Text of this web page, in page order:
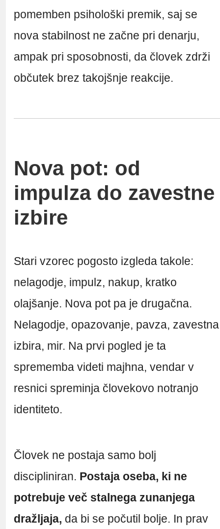
pomemben psihološki premik, saj se
nova stabilnost ne začne pri denarju,
ampak pri sposobnosti, da človek zdrži
občutek brez takojšnje reakcije.
Nova pot: od
impulza do zavestne
izbire
Stari vzorec pogosto izgleda takole:
nelagodje, impulz, nakup, kratko
olajšanje. Nova pot pa je drugačna.
Nelagodje, opazovanje, pavza, zavestna
izbira, mir. Na prvi pogled je ta
sprememba videti majhna, vendar v
resnici spreminja človekovo notranjo
identiteto.
Človek ne postaja samo bolj
discipliniran. Postaja oseba, ki ne
potrebuje več stalnega zunanjega
dražljaja, da bi se počutil bolje. In prav